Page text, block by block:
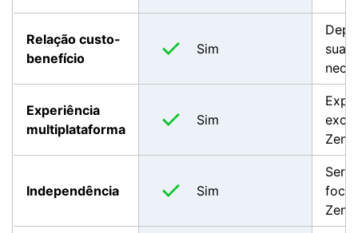
Relação custo-
benefício
Sim
suas
Experiência
multiplataforma
Sim
Independência Sim